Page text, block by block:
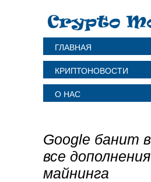
ГЛАВНАЯ
КРИПТОНОВОСТИ
О НАС
Google банит
все
майнинга